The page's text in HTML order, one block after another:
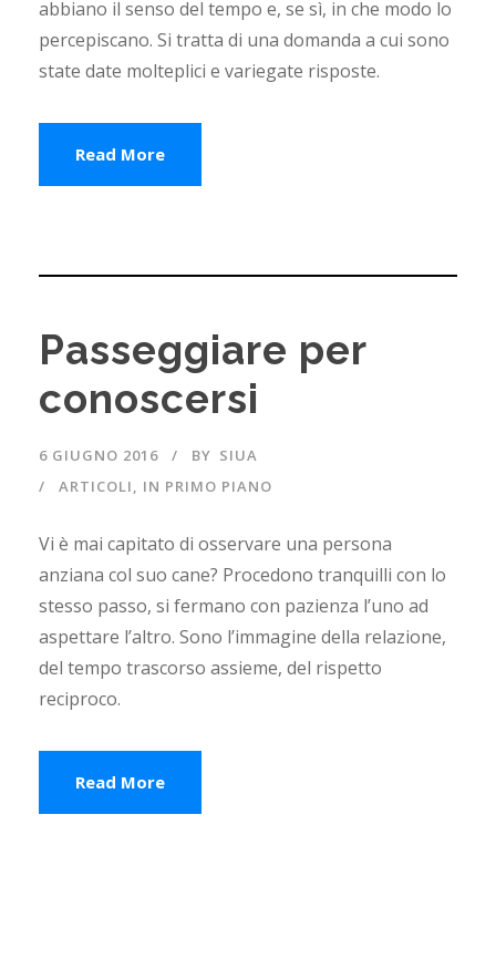
abbiano il senso del tempo e, se sì, in che modo lo
percepiscano. Si tratta di una domanda a cui sono
state date molteplici e variegate risposte.
Read More
Passeggiare per
conoscersi
6 GIUGNO 2016 BY SIUA
ARTICOLI
IN PRIMO PIANO
Vi è mai capitato di osservare una persona
anziana col suo cane? Procedono tranquilli con lo
stesso passo, si fermano con pazienza l’uno ad
aspettare l’altro. Sono l’immagine della relazione,
del tempo trascorso assieme, del rispetto
reciproco.
Read More